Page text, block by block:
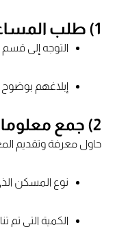
التوجه إلى قسم
إبلاغهم بوضوح
2) جمع معلومات مهمة
حاول معرفة وتقديم
نوع المسكن
الكمية التي تم